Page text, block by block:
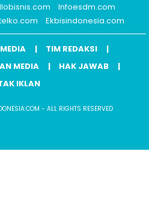
Infoesdm.com
Ekbisindonesia.com
TIM REDAKSI
MEDIA
HAK JAWAB
IKLAN
- ALL RIGHTS RESERVED